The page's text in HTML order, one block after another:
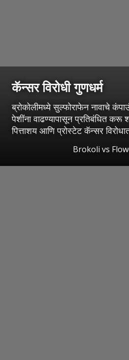
कॅन्सर विरोधी गुणधर्म
ब्रोकोलीमध्ये सुल्फोराफेन नावाचे
पेशींना वाढण्यापासून प्रतिबंधित
पित्ताशय आणि प्रोस्टेट कॅन्सर
Brokoli vs